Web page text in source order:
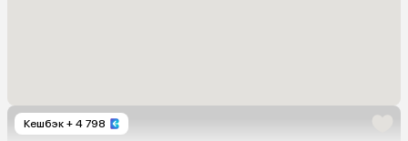
Кешбэк + 4 798